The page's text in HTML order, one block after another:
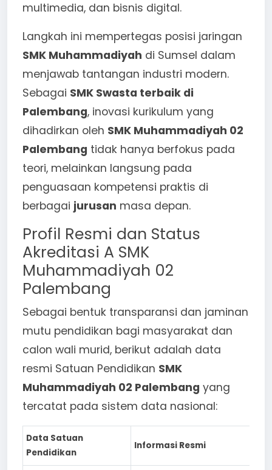
multimedia, dan bisnis digital.
Langkah ini mempertegas posisi jaringan
SMK Muhammadiyah di Sumsel dalam
menjawab tantangan industri modern.
Sebagai SMK Swasta terbaik di
Palembang, inovasi kurikulum yang
dihadirkan oleh SMK Muhammadiyah 02
Palembang tidak hanya berfokus pada
teori, melainkan langsung pada
penguasaan kompetensi praktis di
berbagai jurusan masa depan.
Profil Resmi dan Status
Akreditasi A SMK
Muhammadiyah 02
Palembang
Sebagai bentuk transparansi dan jaminan
mutu pendidikan bagi masyarakat dan
calon wali murid, berikut adalah data
resmi Satuan Pendidikan SMK
Muhammadiyah 02 Palembang yang
tercatat pada sistem data nasional:
Data Satuan
Pendidikan
Informasi Resmi